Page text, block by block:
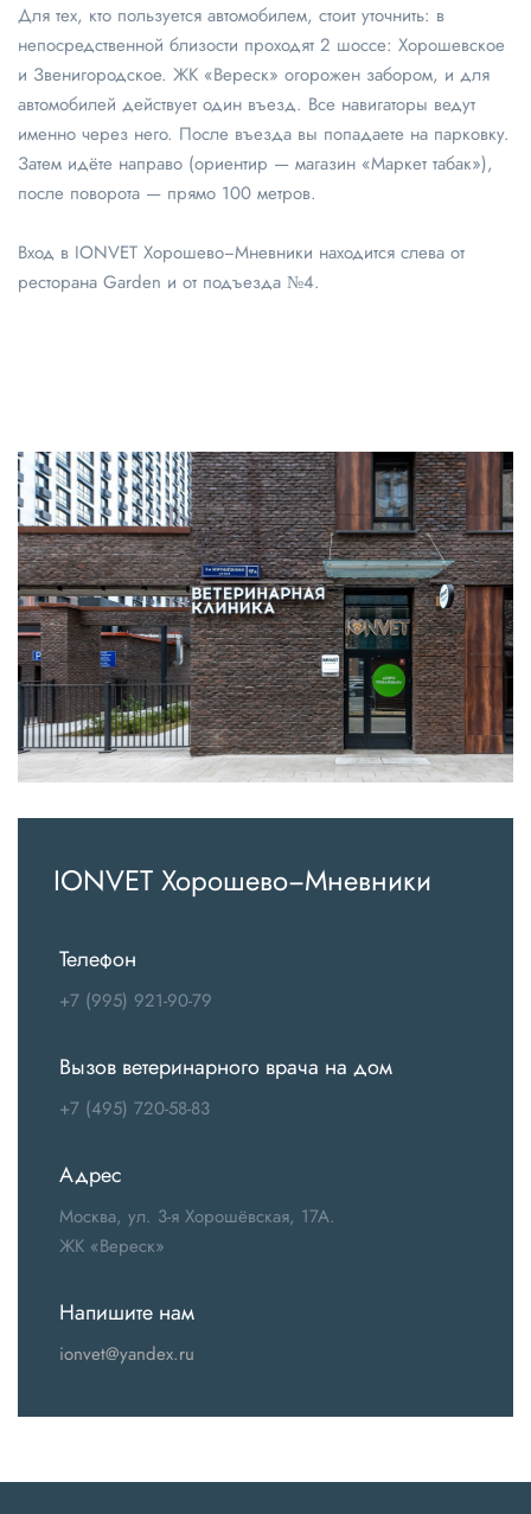
Для тех, кто пользуется автомобилем, стоит уточнить: в
непосредственной близости проходят 2 шоссе: Хорошевское
и Звенигородское. ЖК «Вереск» огорожен забором, и для
автомобилей действует один въезд. Все навигаторы ведут
именно через него. После въезда вы попадаете на парковку.
Затем идёте направо (ориентир — магазин «Маркет табак»),
после поворота — прямо 100 метров.
Вход в IONVET Хорошево−Мневники находится слева от
ресторана Garden и от подъезда №4.
IONVET Хорошево−Мневники
Телефон
+7 (995) 921-90-79
Вызов ветеринарного врача на дом
+7 (495) 720-58-83
Адрес
Москва, ул. 3-я Хорошёвская, 17А.
ЖК «Вереск»
Напишите нам
ionvet@yandex.ru